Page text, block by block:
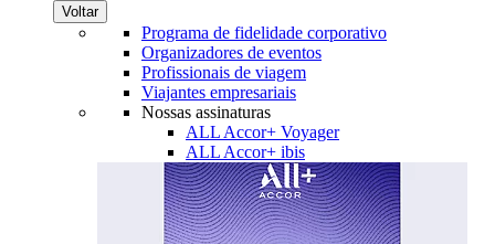
Voltar
Programa de fidelidade corporativo
Organizadores de eventos
Profissionais de viagem
Viajantes empresariais
Nossas assinaturas
ALL Accor+ Voyager
ALL Accor+ ibis